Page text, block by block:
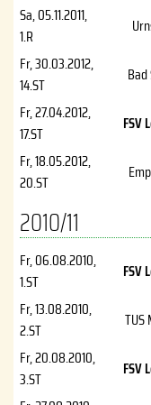
Sa, 05.11.2011,
1.R
Fr, 30.03.2012,
14.ST
Fr, 27.04.2012,
17.ST
FSV
Fr, 18.05.2012,
20.ST
2010/11
Fr, 06.08.2010,
1.ST
FSV
Fr, 13.08.2010,
2.ST
TUS
Fr, 20.08.2010,
3.ST
FSV